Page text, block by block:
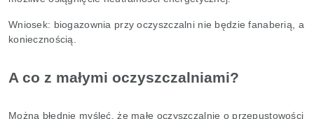
Wniosek: biogazownia przy oczyszczalni nie będzie fanaberią, a
koniecznością.
A co z małymi oczyszczalniami?
Można błędnie myśleć, że małe oczyszczalnie o przepustowości